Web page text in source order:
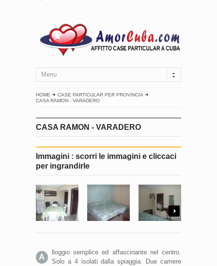
Menu
HOME
CASE PARTICULAR PER PROVINCIA
CASA RAMON - VARADERO
CASA RAMON - VARADERO
Immagini : scorri le immagini e cliccaci
per ingrandirle
A
lloggio semplice ed affascinante nel centro.
Solo a 4 isolati dalla spiaggia. Due camere